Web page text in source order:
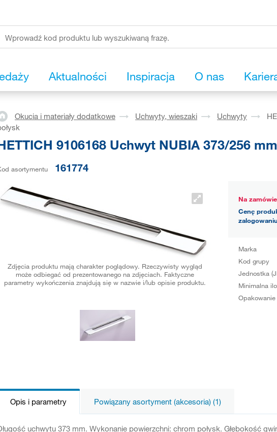
Aktualności Inspiracja O nas
Okucia i materiały dodatkowe Uchwyty, wieszaki Uchwyty
9106168 Uchwyt NUBIA 373/256
asortymentu 161774
Zdjęcia produktu mają charakter poglądowy. Rzeczywisty wygląd
może odbiegać od prezentowanego na zdjęciach. Faktyczne
parametry wykończenia znajdują się w nazwie i/lub opisie produktu.
Na
Cenę
Marka
Kod grupy
Jednostka
Minimalna
Opakowanie
Opis i parametry Powiązany asortyment (akcesoria) (1)
uchwytu 373 mm. Wykonanie powierzchni: chrom połysk. Głębokość